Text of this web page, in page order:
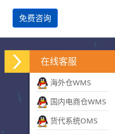
免费咨询
在线客服
海外仓WMS
国内电商仓WMS
货代系统OMS